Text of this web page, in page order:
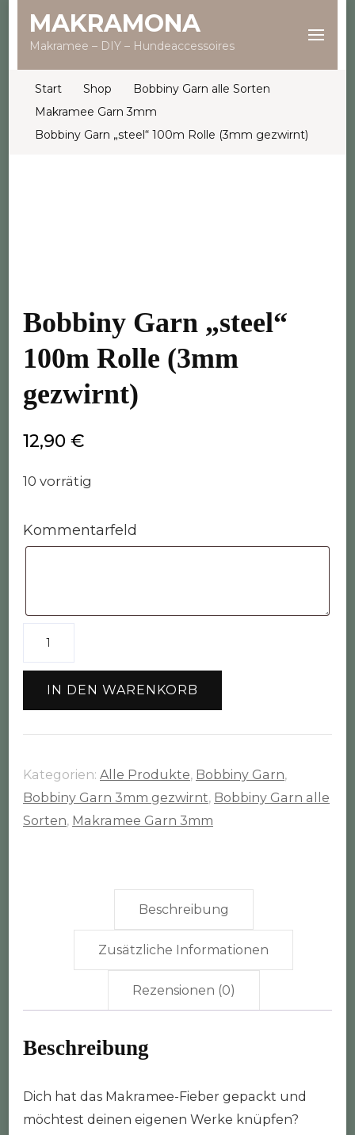
MAKRAMONA
Makramee – DIY – Hundeaccessoires
Start Shop
Bobbiny Garn alle Sorten
Makramee Garn 3mm
Bobbiny Garn „steel“ 100m Rolle (3mm gezwirnt)
Bobbiny Garn „steel“
100m Rolle (3mm
gezwirnt)
12,90 €
10 vorrätig
Kommentarfeld
gezwirnt)
Menge
IN DEN WARENKORB
Kategorien: Alle Produkte, Bobbiny Garn,
Bobbiny Garn 3mm gezwirnt, Bobbiny Garn alle
Sorten, Makramee Garn 3mm
Beschreibung
Zusätzliche Informationen
Rezensionen (0)
Beschreibung
Dich hat das Makramee-Fieber gepackt und
möchtest deinen eigenen Werke knüpfen?